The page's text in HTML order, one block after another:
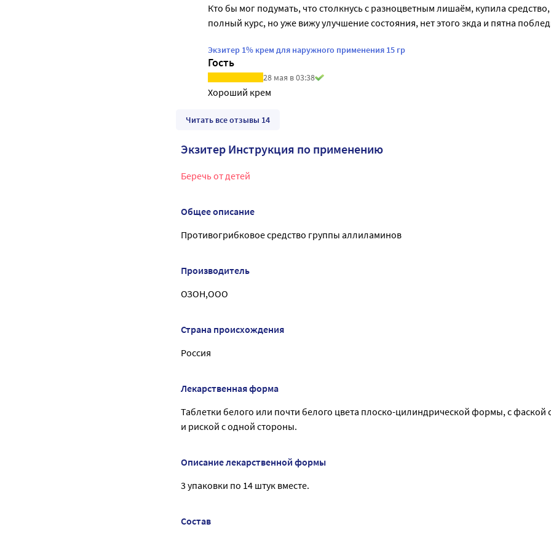
Кто бы мог подумать, что столкнусь с разноцветным лишаём, купила
полный курс, но уже вижу улучшение состояния, нет этого зкда и пятна
Экзитер 1% крем для наружного применения 15 гр
Гость
28 мая в 03:38
Хороший крем
Читать все отзывы 14
Экзитер Инструкция по применению
Беречь от детей
Общее описание
Противогрибковое средство группы аллиламинов
Производитель
ОЗОН,ООО
Страна происхождения
Россия
Лекарственная форма
Таблетки белого или почти белого цвета плоско-цилиндрической формы, с фаской
и риской с одной стороны.
Описание лекарственной формы
3 упаковки по 14 штук вместе.
Состав